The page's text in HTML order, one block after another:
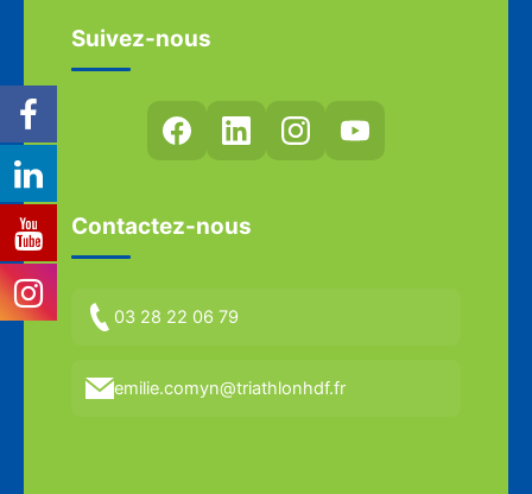
Suivez-nous
Contactez-nous
03 28 22 06 79
emilie.comyn@triathlonhdf.fr